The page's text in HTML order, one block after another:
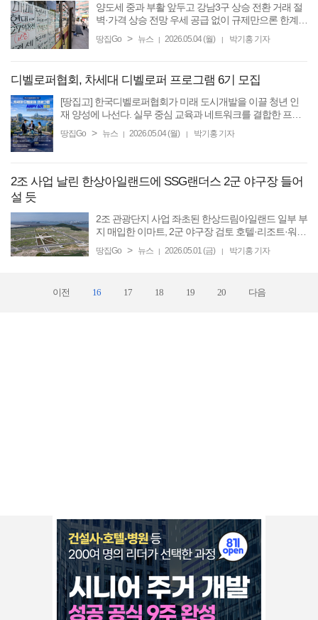
양도세 중과 부활 앞두고 강남3구 상승 전환 거래 절
벽·가격 상승 전망 우세 공급 없이 규제만으론 한계
월 9일)이 닷새 앞으로 다가오면서 향후 부동산 시장
땅집Go > 뉴스 | 2026.05.04 (월) | 박기홍 기자
디벨로퍼협회, 차세대 디벨로퍼 프로그램 6기 모집
[땅집고] 한국디벨로퍼협회가 미래 도시개발을 이끌 청년 인
재 양성에 나선다. 실무 중심 교육과 네트워크를 결합한 프로
다. 한국디벨로퍼협회는 ‘차세대 ...
땅집Go > 뉴스 2026.05.04 (월) 박기홍 기자
2조 사업 날린 한상아일랜드에 SSG랜더스 2군 야구장 들어
설 듯
2조 관광단지 사업 좌초된 한상드림아일랜드 일부 부
지 매입한 이마트, 2군 야구장 검토 호텔·리조트·워터
관광 복합단지로 추진되던 인천 영종도 한상드림아
땅집Go > 뉴스 2026.05.01 (금) 박기홍 기자
이전 16 17 18 19 20 다음